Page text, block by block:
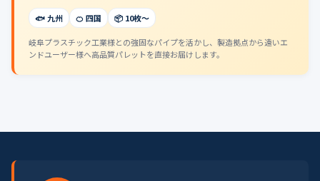
🐟 九州 🍊 四国 📦 10枚〜
岐阜プラスチック工業様との強固なパイプを活かし、製造拠点から遠いエ
ンドユーザー様へ高品質パレットを直接お届けします。